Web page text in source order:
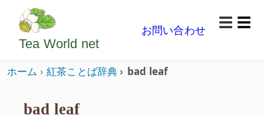
ようこそいらっしゃいました。どうぞごゆっくり楽
Tea World net
お問い合わせ
☰
ホーム 紅茶ことば辞典 bad leaf
bad leaf